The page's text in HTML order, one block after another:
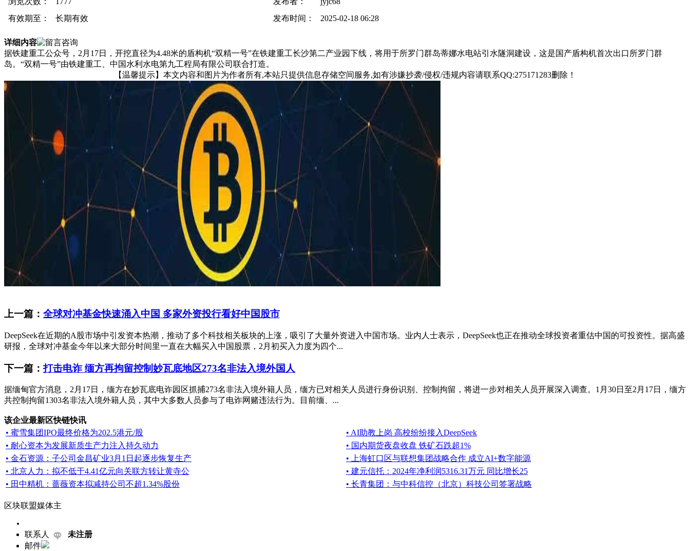
有效期至：
长期有效 发布时间： 2025-02-18 06:28
详细内容
据铁建重工公众号，2月17日，开挖直径为4.48米的盾构机“双精一号”在铁建重工长沙第二产业园下线，将用于所罗门群岛蒂娜水电站引水隧洞建设，这是国产盾构机首次出口所罗门群
岛。“双精一号”由铁建重工、中国水利水电第九工程局有限公司联合打造。
【温馨提示】本文内容和图片为作者所有,本站只提供信息存储空间服务,如有涉嫌抄袭/侵权/违规内容请联系QQ:275171283删除！
上一篇： 全球对冲基金快速涌入中国 多家外资投行看好中国股市
DeepSeek在近期的A股市场中引发资本热潮，推动了多个科技相关板块的上涨，吸引了大量外资进入中国市场。业内人士表示，DeepSeek也正在推动全球投资者重估中国的可投资性。据高盛
研报，全球对冲基金今年以来大部分时间里一直在大幅买入中国股票，2月初买入力度为四个...
下一篇：打击电诈 缅方再拘留控制妙瓦底地区273名非法入境外国人
据缅甸官方消息，2月17日，缅方在妙瓦底电诈园区抓捕273名非法入境外籍人员，缅方已对相关人员进行身份识别、控制拘留，将进一步对相关人员开展深入调查。1月30日至2月17日，缅方
共控制拘留1303名非法入境外籍人员，其中大多数人员参与了电诈网赌违法行为。目前缅、...
该企业最新区快链快讯
• 蜜雪集团IPO最终价格为202.5港元/股
• AI助教上岗 高校纷纷接入DeepSeek
• 耐心资本为发展新质生产力注入持久动力
• 国内期货夜盘收盘 铁矿石跌超1%
• 金石资源：子公司金昌矿业3月1日起逐步恢复生产
• 上海虹口区与联想集团战略合作 成立AI+数字能源
• 北京人力：拟不低于4.41亿元向关联方转让黄寺公
• 建元信托：2024年净利润5316.31万元 同比增长25
• 田中精机：蔷薇资本拟减持公司不超1.34%股份
• 长青集团：与中科信控（北京）科技公司签署战略
区块联盟媒体主
联系人
未注册
邮件